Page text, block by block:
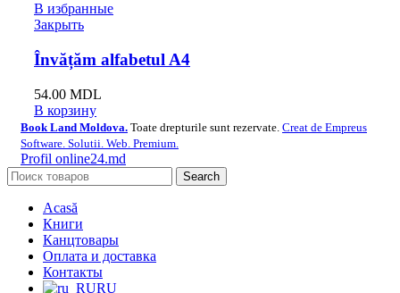
В избранные
Закрыть
Învățăm alfabetul A4
54.00 MDL
В корзину
Book Land Moldova. Toate drepturile sunt rezervate. Creat de Empreus
Software. Solutii. Web. Premium.
Profil online24.md
Search
Acasă
Книги
Канцтовары
Оплата и доставка
Контакты
RU